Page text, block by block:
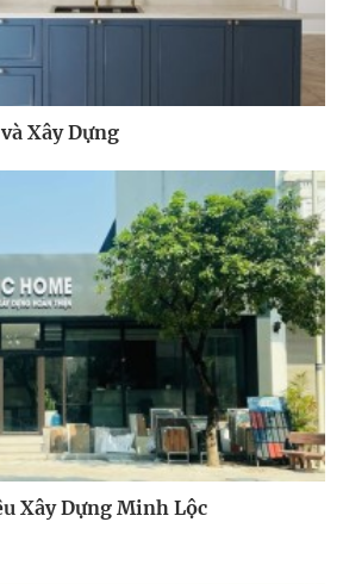
Xây Dựng
Xây Dựng Minh Lộc